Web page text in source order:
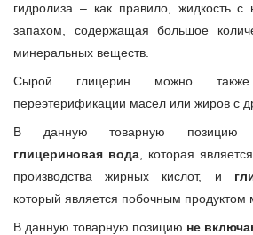
гидролиза – как правило, жидкость
запахом, содержащая большое
минеральных веществ.
Сырой глицерин можно
переэтерификации масел или жиров с
В данную товарную позицию
глицериновая вода , которая
производства жирных кислот, и
который является побочным продуктом
В данную товарную позицию не